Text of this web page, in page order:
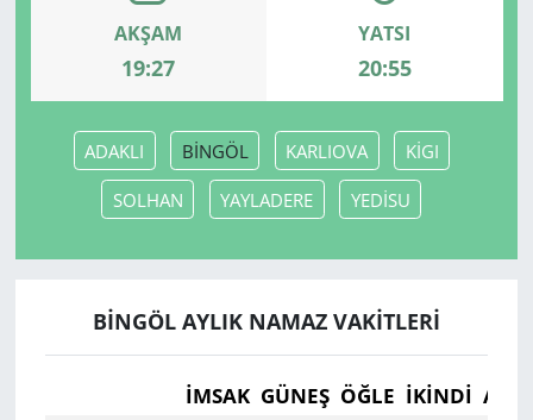
AKŞAM
19:27
YATSI
20:55
ADAKLI BİNGÖL KARLIOVA KİGI
SOLHAN YAYLADERE YEDİSU
BİNGÖL AYLIK NAMAZ VAKITLERI
İMSAK GÜNEŞ ÖĞLE İKINDI